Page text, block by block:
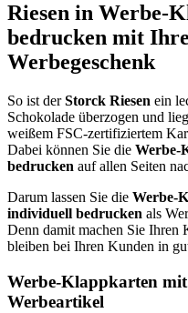
Riesen in Werbe-
bedrucken mit
Werbegeschenk
So ist derStorck Riesen ein
Schokolade überzogen und
weißem FSC-zertifiziertem
Dabei können Sie die Werbe-
bedrucken auf allen Seiten
Darum lassen Sie die Werbe-
individuell bedrucken als
Denn damit machen Sie Ihren
bleiben bei Ihren Kunden in
Werbe-Klappkarten
Werbeartikel